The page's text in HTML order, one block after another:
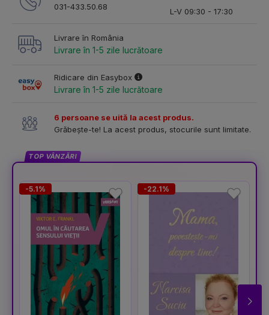
031-433.50.68
L-V 09:30 - 17:30
Livrare în România
Livrare în 1-5 zile lucrătoare
Ridicare din Easybox
Livrare în 1-5 zile lucrătoare
6 persoane se uită la acest produs.
Grăbește-te! La acest produs, stocurile sunt limitate.
TOP VÂNZĂRI
-5.1% -22.1%